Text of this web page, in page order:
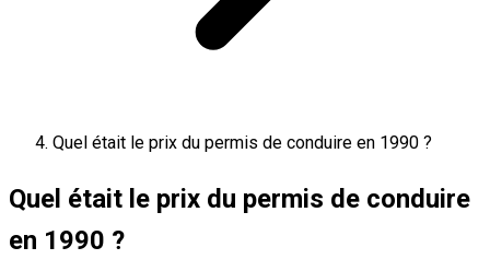
Quel était le prix du permis de conduire en 1990 ?
Quel était le prix du permis de conduire
en 1990 ?